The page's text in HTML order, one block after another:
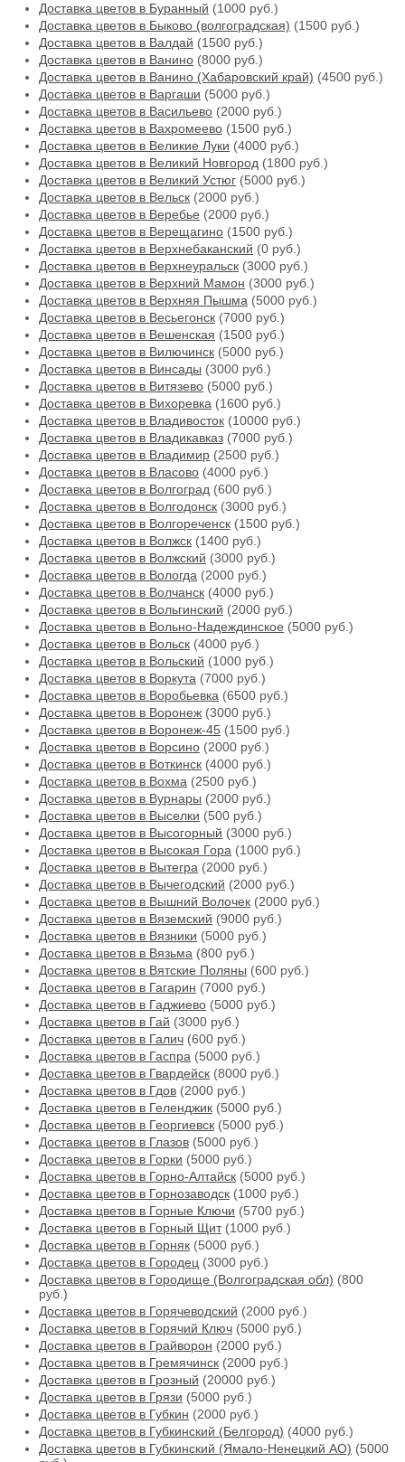
Доставка цветов в Буранный (1000 руб.)
Доставка цветов в Быково (волгоградская) (1500 руб.)
Доставка цветов в Валдай (1500 руб.)
Доставка цветов в Ванино (8000 руб.)
Доставка цветов в Ванино (Хабаровский край) (4500 руб.)
Доставка цветов в Варгаши (5000 руб.)
Доставка цветов в Васильево (2000 руб.)
Доставка цветов в Вахромеево (1500 руб.)
Доставка цветов в Великие Луки (4000 руб.)
Доставка цветов в Великий Новгород (1800 руб.)
Доставка цветов в Великий Устюг (5000 руб.)
Доставка цветов в Вельск (2000 руб.)
Доставка цветов в Веребье (2000 руб.)
Доставка цветов в Верещагино (1500 руб.)
Доставка цветов в Верхнебаканский (0 руб.)
Доставка цветов в Верхнеуральск (3000 руб.)
Доставка цветов в Верхний Мамон (3000 руб.)
Доставка цветов в Верхняя Пышма (5000 руб.)
Доставка цветов в Весьегонск (7000 руб.)
Доставка цветов в Вешенская (1500 руб.)
Доставка цветов в Вилючинск (5000 руб.)
Доставка цветов в Винсады (3000 руб.)
Доставка цветов в Витязево (5000 руб.)
Доставка цветов в Вихоревка (1600 руб.)
Доставка цветов в Владивосток (10000 руб.)
Доставка цветов в Владикавказ (7000 руб.)
Доставка цветов в Владимир (2500 руб.)
Доставка цветов в Власово (4000 руб.)
Доставка цветов в Волгоград (600 руб.)
Доставка цветов в Волгодонск (3000 руб.)
Доставка цветов в Волгореченск (1500 руб.)
Доставка цветов в Волжск (1400 руб.)
Доставка цветов в Волжский (3000 руб.)
Доставка цветов в Вологда (2000 руб.)
Доставка цветов в Волчанск (4000 руб.)
Доставка цветов в Вольгинский (2000 руб.)
Доставка цветов в Вольно-Надеждинское (5000 руб.)
Доставка цветов в Вольск (4000 руб.)
Доставка цветов в Вольский (1000 руб.)
Доставка цветов в Воркута (7000 руб.)
Доставка цветов в Воробьевка (6500 руб.)
Доставка цветов в Воронеж (3000 руб.)
Доставка цветов в Воронеж-45 (1500 руб.)
Доставка цветов в Ворсино (2000 руб.)
Доставка цветов в Воткинск (4000 руб.)
Доставка цветов в Вохма (2500 руб.)
Доставка цветов в Вурнары (2000 руб.)
Доставка цветов в Выселки (500 руб.)
Доставка цветов в Высогорный (3000 руб.)
Доставка цветов в Высокая Гора (1000 руб.)
Доставка цветов в Вытегра (2000 руб.)
Доставка цветов в Вычегодский (2000 руб.)
Доставка цветов в Вышний Волочек (2000 руб.)
Доставка цветов в Вяземский (9000 руб.)
Доставка цветов в Вязники (5000 руб.)
Доставка цветов в Вязьма (800 руб.)
Доставка цветов в Вятские Поляны (600 руб.)
Доставка цветов в Гагарин (7000 руб.)
Доставка цветов в Гаджиево (5000 руб.)
Доставка цветов в Гай (3000 руб.)
Доставка цветов в Галич (600 руб.)
Доставка цветов в Гаспра (5000 руб.)
Доставка цветов в Гвардейск (8000 руб.)
Доставка цветов в Гдов (2000 руб.)
Доставка цветов в Геленджик (5000 руб.)
Доставка цветов в Георгиевск (5000 руб.)
Доставка цветов в Глазов (5000 руб.)
Доставка цветов в Горки (5000 руб.)
Доставка цветов в Горно-Алтайск (5000 руб.)
Доставка цветов в Горнозаводск (1000 руб.)
Доставка цветов в Горные Ключи (5700 руб.)
Доставка цветов в Горный Щит(1000 руб.)
Доставка цветов в Горняк (5000 руб.)
Доставка цветов в Городец (3000 руб.)
Доставка цветов в Городище (Волгоградская обл) (800
руб.)
Доставка цветов в Горячеводский (2000 руб.)
Доставка цветов в Горячий Ключ (5000 руб.)
Доставка цветов в Грайворон (2000 руб.)
Доставка цветов в Гремячинск (2000 руб.)
Доставка цветов в Грозный (20000 руб.)
Доставка цветов в Грязи (5000 руб.)
Доставка цветов в Губкин (2000 руб.)
Доставка цветов в Губкинский (Белгород) (4000 руб.)
Доставка цветов в Губкинский (Ямало-Ненецкий АО) (5000